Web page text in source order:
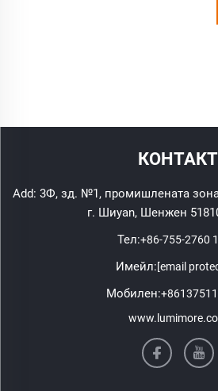
КОНТАКТ
Add: 3Ф, зд. №1, промишлената
г. Шиyan, Шенжен
Тел:+86-755-2760
Имейл:[email
Мобилен: